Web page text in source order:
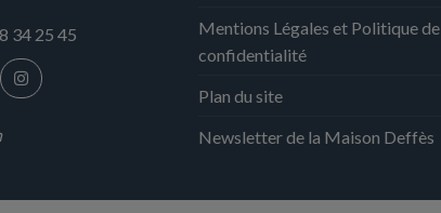
34 25 45
Mentions Légales et Politique de
confidentialité
Plan du site
Newsletter de la Maison Deffès